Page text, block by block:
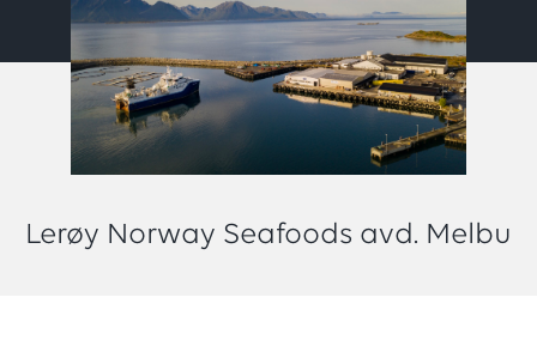
Skriv inn søket i feltet over
Lerøy Norway Seafoods avd. Melbu